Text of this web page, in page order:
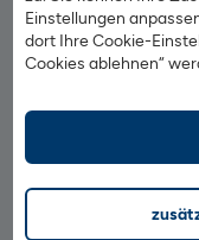
Einstellungen
dort Ihre Cookie-
Cookies ablehnen“
Wertpapiersparen
Tagesgeldkonto
Anlegen & Depot
Wertpapierdepot